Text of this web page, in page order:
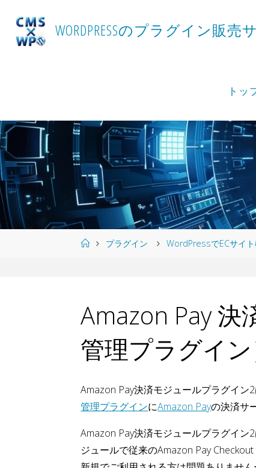
content
WORDPRESSのプラ グイ ン販売サ
トッ
Homeプラグイン WordPressでECサイ
Amazon Pay
管理プラグイン
Amazon Pay決済モジュールプラグイン
管理プラグインにAmazon Payの決済サ
Amazon Pay決済モジュールプラグイン
ジュールで従来のAmazon Pay